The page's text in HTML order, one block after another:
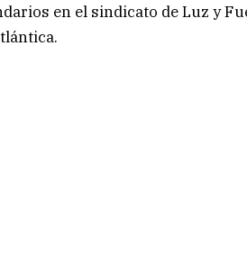
en el sindicato de Luz y